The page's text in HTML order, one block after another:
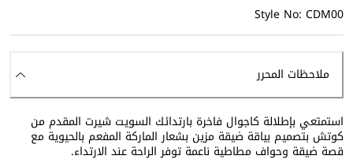
Style No: CDM00
ملاحظات المحرر
استمتعي بإطلالة كاجوال فاخرة بارتدائك السويت شيرت المقدم من
كوتش بتصميم بياقة ضيقة مزين بشعار الماركة المفعم بالحيوية مع
قصة ضيقة وحواف مطاطية ناعمة توفر الراحة عند الارتداء.